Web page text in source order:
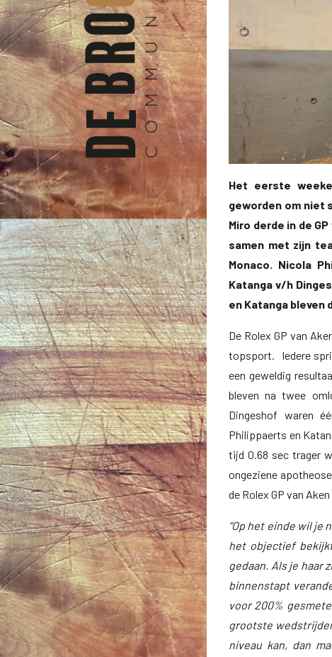
Het eerste
geworden om niet
Miro derde in de
samen met zijn
Monaco. Nicola
Katanga v/h
en Katanga
De Rolex GP van
topsport. Iedere
een geweldig
bleven na twee
Dingeshof waren
Philippaerts en
tijd 0.68 sec trager
ongeziene
de Rolex GP van
“Op het einde wil je
het objectief
gedaan. Als je haar
binnenstapt
voor 200%
grootste
niveau kan, dan